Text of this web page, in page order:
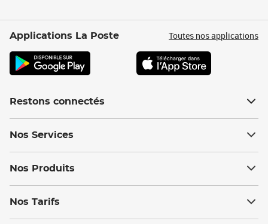
Applications La Poste Toutes nos applications
Restons connectés
Nos Services
Nos Produits
Nos Tarifs